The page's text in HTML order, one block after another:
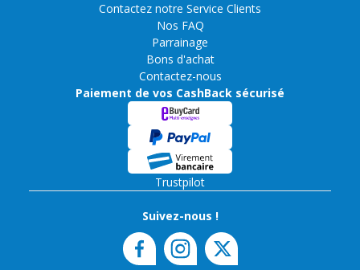
Contactez notre Service Clients
Nos FAQ
Parrainage
Bons d'achat
Contactez-nous
Paiement de vos CashBack sécurisé
Trustpilot
Suivez-nous !